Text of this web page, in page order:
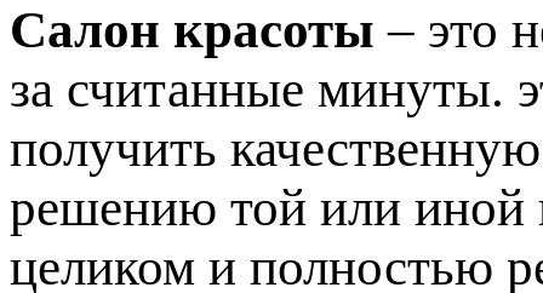
Салон красоты – это
за считанные минуты.
получить
решению той или иной
целиком и полностью